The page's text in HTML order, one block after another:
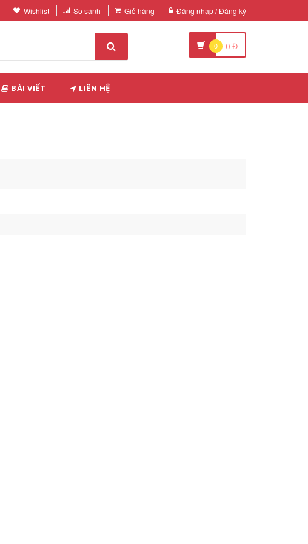
Wishlist So sánh Giỏ hàng Đăng nhập / Đăng ký
0 0 Đ
BÀI VIẾT LIÊN HỆ